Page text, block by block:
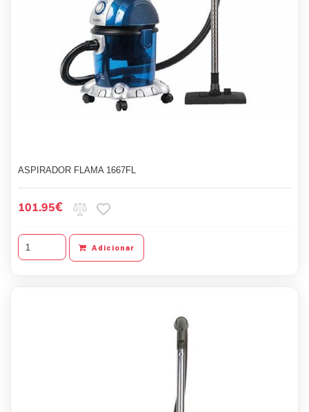
ASPIRADOR FLAMA 1667FL
101.95€
Adicionar